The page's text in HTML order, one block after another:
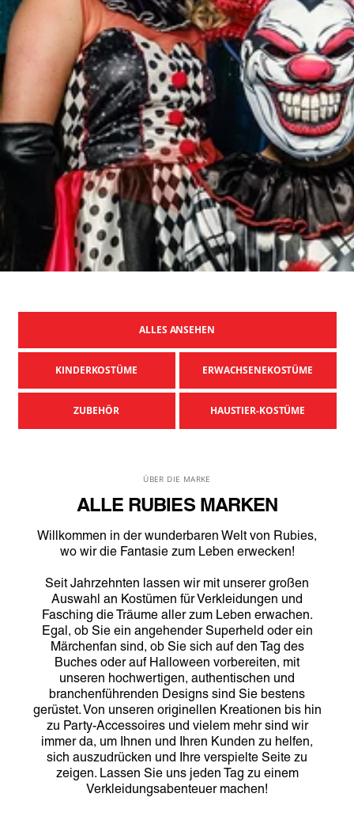
ALLES ANSEHEN
KINDERKOSTÜME ERWACHSENEKOSTÜME
ZUBEHÖR HAUSTIER-KOSTÜME
ÜBER DIE MARKE
ALLE RUBIES MARKEN
Willkommen in der wunderbaren Welt von Rubies,
wo wir die Fantasie zum Leben erwecken!
Seit Jahrzehnten lassen wir mit unserer großen
Auswahl an Kostümen für Verkleidungen und
Fasching die Träume aller zum Leben erwachen.
Egal, ob Sie ein angehender Superheld oder ein
Märchenfan sind, ob Sie sich auf den Tag des
Buches oder auf Halloween vorbereiten, mit
unseren hochwertigen, authentischen und
branchenführenden Designs sind Sie bestens
gerüstet. Von unseren originellen Kreationen bis hin
zu Party-Accessoires und vielem mehr sind wir
immer da, um Ihnen und Ihren Kunden zu helfen,
sich auszudrücken und Ihre verspielte Seite zu
zeigen. Lassen Sie uns jeden Tag zu einem
Verkleidungsabenteuer machen!